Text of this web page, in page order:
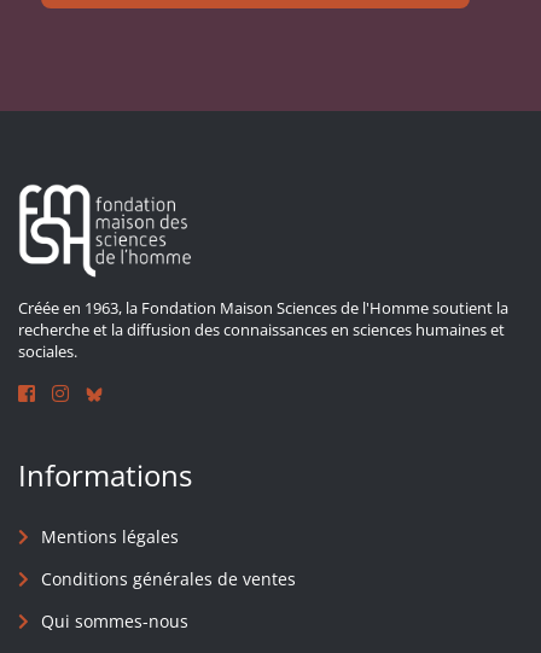
Créée en 1963, la Fondation Maison Sciences de l'Homme soutient la
recherche et la diffusion des connaissances en sciences humaines et
sociales.
Informations
Mentions légales
Conditions générales de ventes
Qui sommes-nous